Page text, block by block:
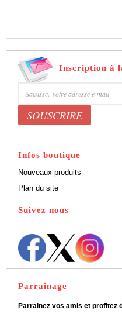
Inscription à
Infos boutique
Nouveaux produits
Plan du site
Suivez nous
Parrainage
Parrainez vos amis et profitez